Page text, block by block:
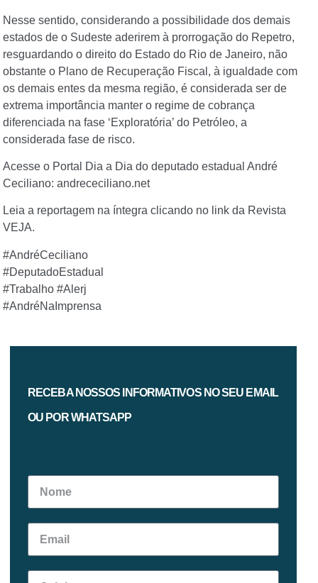
Nesse sentido, considerando a possibilidade dos demais
estados de o Sudeste aderirem à prorrogação do Repetro,
resguardando o direito do Estado do Rio de Janeiro, não
obstante o Plano de Recuperação Fiscal, à igualdade com
os demais entes da mesma região, é considerada ser de
extrema importância manter o regime de cobrança
diferenciada na fase ‘Exploratória’ do Petróleo, a
considerada fase de risco.
Acesse o Portal Dia a Dia do deputado estadual André
Ceciliano: andrececiliano.net
Leia a reportagem na íntegra clicando no link da Revista
VEJA.
#AndréCeciliano
#DeputadoEstadual
#Trabalho #Alerj
#AndréNaImprensa
RECEBA NOSSOS INFORMATIVOS NO SEU EMAIL
OU POR WHATSAPP